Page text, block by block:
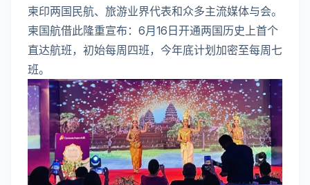
柬印两国民航、旅游业界代表和众多主流媒体与会。
柬国航借此隆重宣布：6月16日开通两国历史上首个
直达航班，初始每周四班，今年底计划加密至每周七
班。